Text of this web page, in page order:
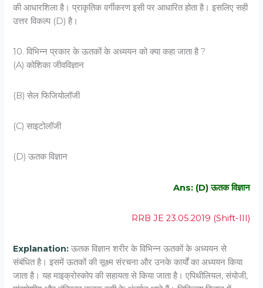
की आधारशिला है। प्राकृतिक वर्गीकरण इसी पर आधारित होता है। इसलिए सही
उत्तर विकल्प (D) है।
10. विभिन्‍न प्रकार के ऊतकों के अध्‍ययन को क्‍या कहा जाता है ?
(A) कोशिका जीवविज्ञान
(B) सेल फिजियोलॉजी
(C) साइटोलॉजी
(D) ऊतक विज्ञान
Ans: (D) ऊतक विज्ञान
RRB JE 23.05.2019 (Shift-III)
Explanation: ऊतक विज्ञान शरीर के विभिन्न ऊतकों के अध्ययन से
संबंधित है। इसमें ऊतकों की सूक्ष्म संरचना और उनके कार्यों का अध्ययन किया
जाता है। यह माइक्रोस्कोप की सहायता से किया जाता है। एपिथीलियल, संयोजी,